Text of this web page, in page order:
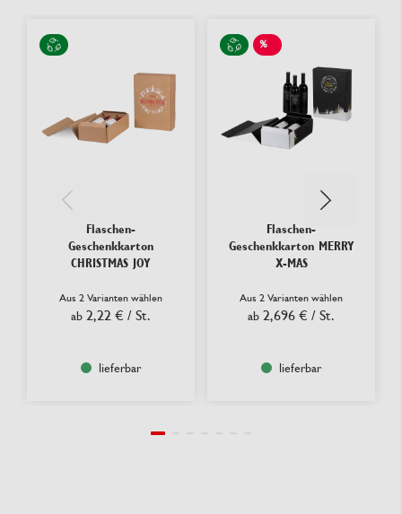
Flaschen-
Geschenkkarton
CHRISTMAS JOY
Aus 2 Varianten wählen
ab 2,22 € / St.
lieferbar
%
Flaschen-
Geschenkkarton MERRY
X-MAS
Aus 2 Varianten wählen
ab 2,696 € / St.
lieferbar